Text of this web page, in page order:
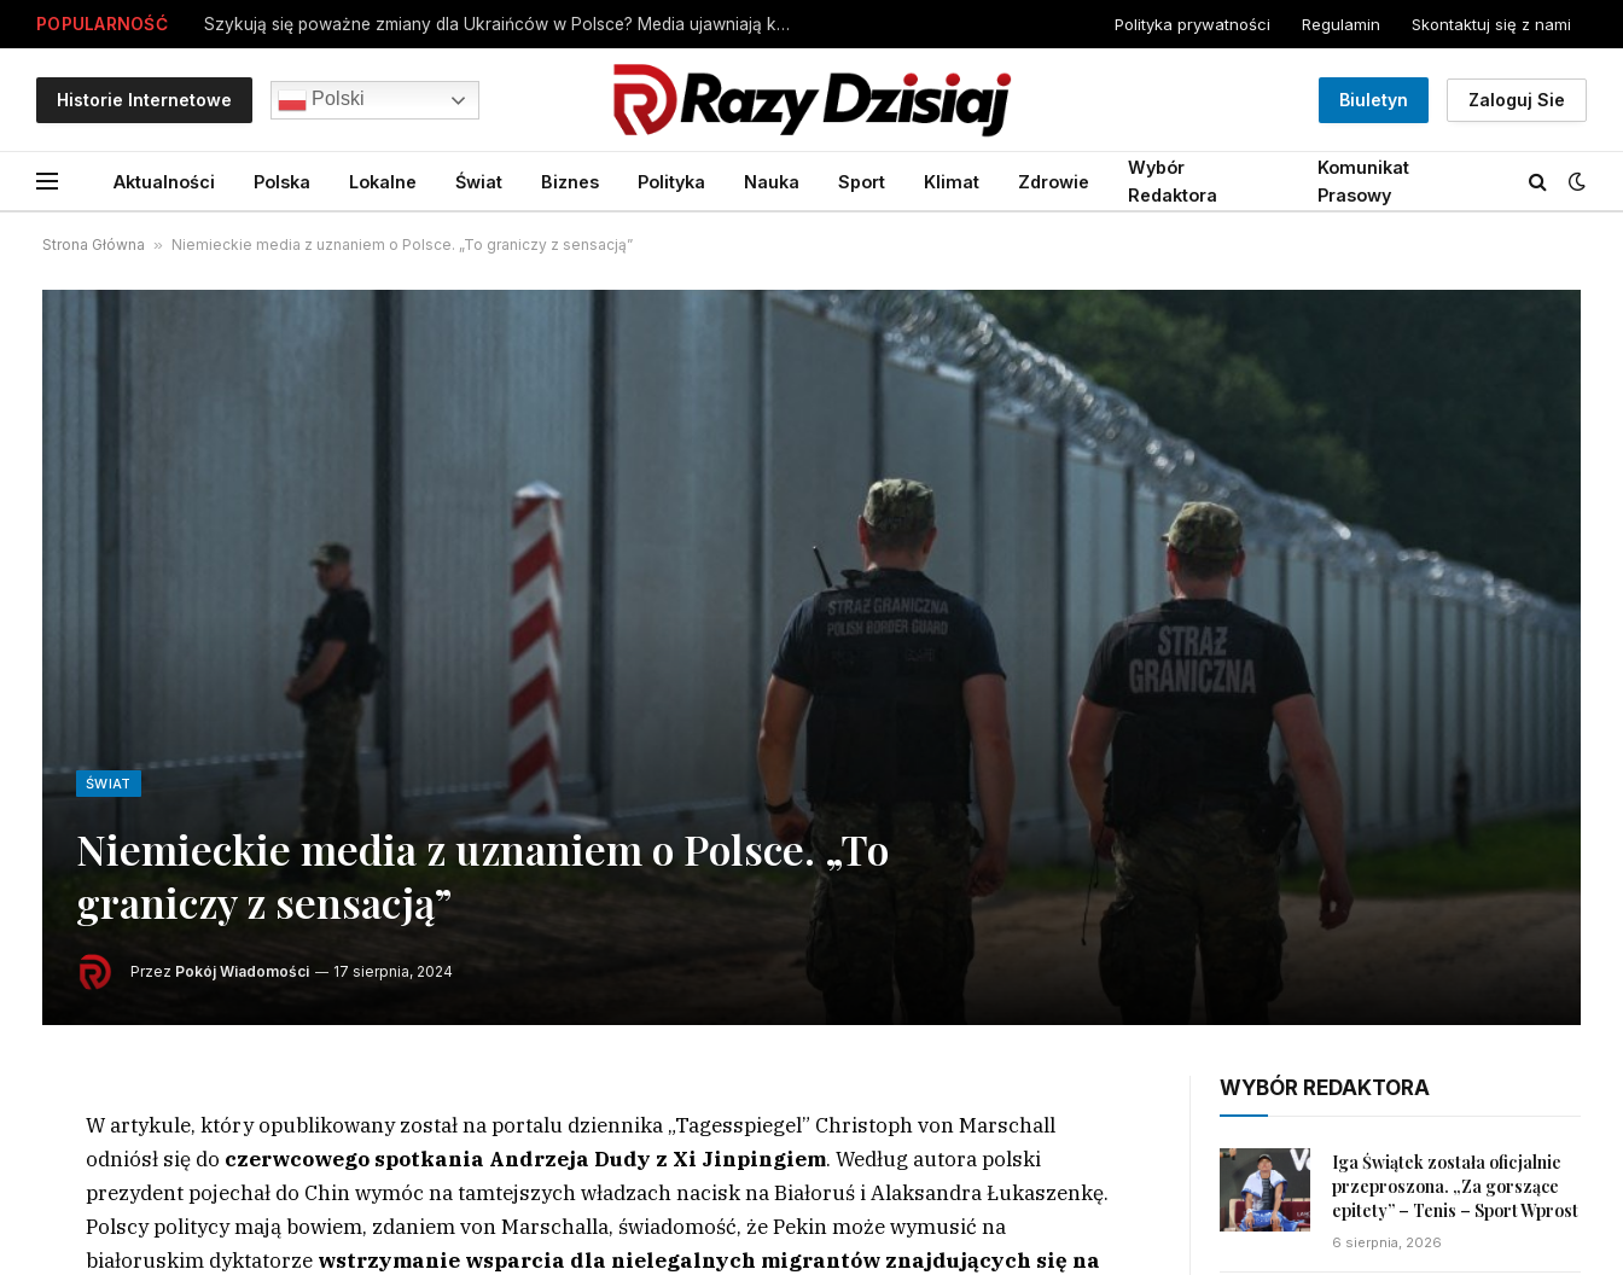
POPULARNOŚĆ Szykują się poważne zmiany dla Ukraińców w Polsce? Media ujawniają kulisy – Wprost Polityka prywatności Regulamin Skontaktuj się z nami
Historie Internetowe Polski Biuletyn Zaloguj Sie
Aktualności Polska Lokalne Świat Biznes Polityka Nauka Sport Klimat Zdrowie
Wybór
Redaktora
Komunikat
Prasowy
Strona Główna » Niemieckie media z uznaniem o Polsce. „To graniczy z sensacją”
ŚWIAT
Niemieckie media z uznaniem o Polsce. „To
graniczy z sensacją”
Przez Pokój Wiadomości 17 sierpnia, 2024
W artykule, który opublikowany został na portalu dziennika „Tagesspiegel” Christoph von Marschall
odniósł się do czerwcowego spotkania Andrzeja Dudy z Xi Jinpingiem. Według autora polski
prezydent pojechał do Chin wymóc na tamtejszych władzach nacisk na Białoruś i Alaksandra Łukaszenkę.
Polscy politycy mają bowiem, zdaniem von Marschalla, świadomość, że Pekin może wymusić na
białoruskim dyktatorze wstrzymanie wsparcia dla nielegalnych migrantów znajdujących się na
WYBÓR REDAKTORA
Iga Świątek została oficjalnie
przeproszona. „Za gorszące
epitety” – Tenis – Sport Wprost
6 sierpnia, 2026